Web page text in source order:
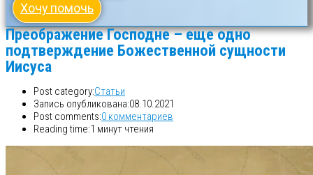
Хочу помочь
Преображение Господне – еще одно
подтверждение Божественной сущности
Иисуса
Post category:Статьи
Запись опубликована:08.10.2021
Post comments:0 комментариев
Reading time:1 минут чтения